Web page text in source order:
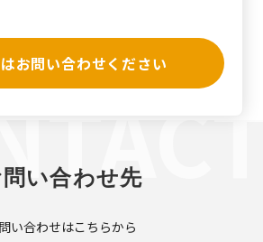
お問い合わせください
い合わせ先
い合わせはこちらから